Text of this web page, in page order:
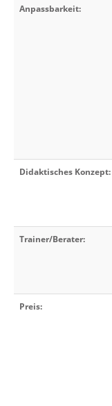
Anpassbarkeit:
Didaktisches Konzept:
Trainer/Berater:
Preis: